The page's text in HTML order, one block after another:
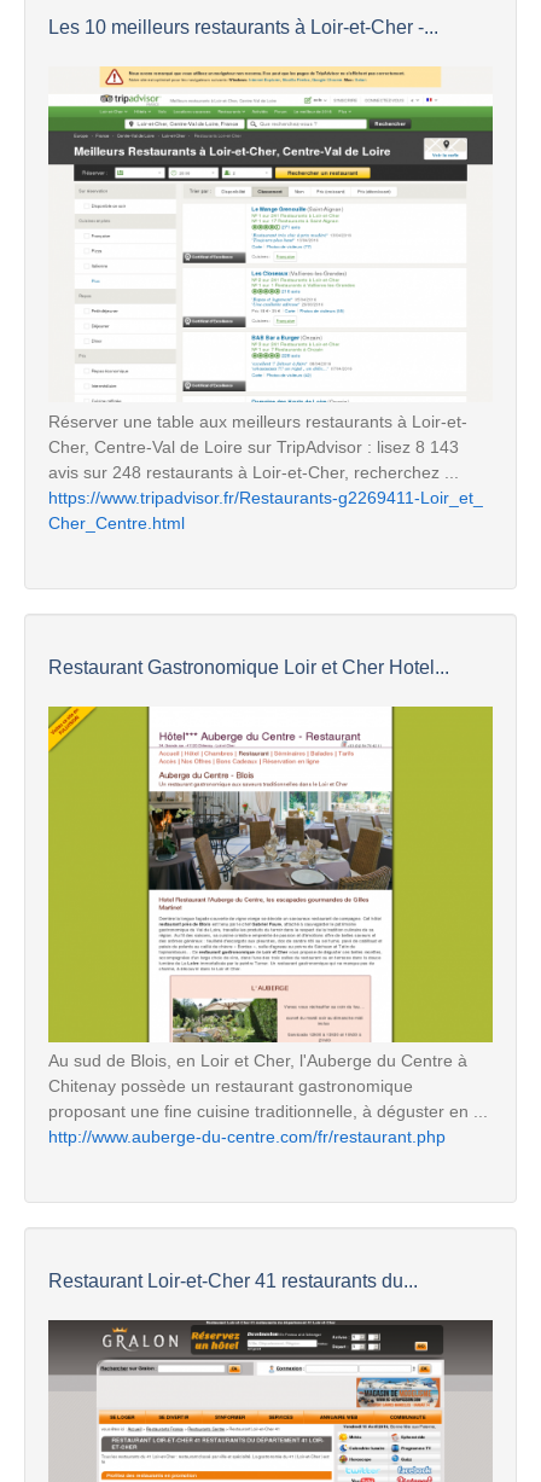
Les 10 meilleurs restaurants à Loir-et-Cher -...
Réserver une table aux meilleurs restaurants à Loir-et-
Cher, Centre-Val de Loire sur TripAdvisor : lisez 8 143
avis sur 248 restaurants à Loir-et-Cher, recherchez ...
https://www.tripadvisor.fr/Restaurants-g2269411-Loir_et_
Cher_Centre.html
Restaurant Gastronomique Loir et Cher Hotel...
Au sud de Blois, en Loir et Cher, l'Auberge du Centre à
Chitenay possède un restaurant gastronomique
proposant une fine cuisine traditionnelle, à déguster en ...
http://www.auberge-du-centre.com/fr/restaurant.php
Restaurant Loir-et-Cher 41 restaurants du...